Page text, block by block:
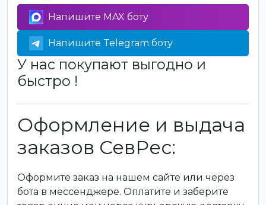
Напишите MAX боту
Напишите Telegram боту
У нас покупают выгодно и
быстро !
Оформление и выдача
заказов СевРес:
Оформите заказ на нашем сайте или через
бота в мессенджере. Оплатите и заберите